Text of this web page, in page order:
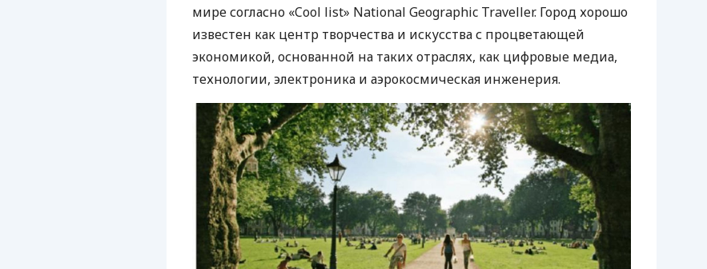
мире согласно «Cool list» National Geographic Traveller. Город хорошо
известен как центр творчества и искусства с процветающей
экономикой, основанной на таких отраслях, как цифровые медиа,
технологии, электроника и аэрокосмическая инженерия.